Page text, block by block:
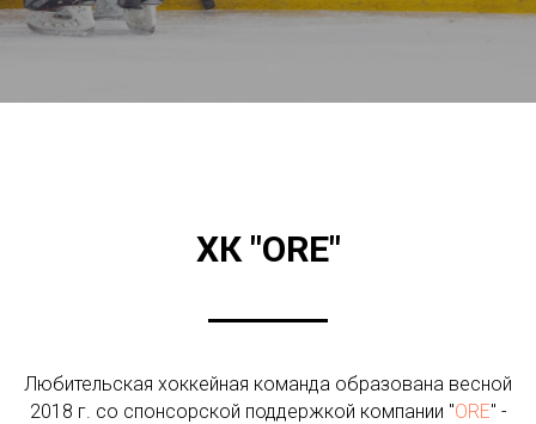
ХК "ORE"
Любительская хоккейная команда образована весной
2018 г. со спонсорской поддержкой компании "ORE" -